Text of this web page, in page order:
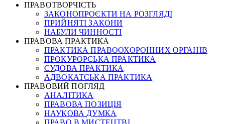
ПРАВОТВОРЧІСТЬ
ЗАКОНОПРОЄКТИ НА РОЗГЛЯДІ
ПРИЙНЯТІ ЗАКОНИ
НАБУЛИ ЧИННОСТІ
ПРАВОВА ПРАКТИКА
ПРАКТИКА ПРАВООХОРОННИХ ОРГАНІВ
ПРОКУРОРСЬКА ПРАКТИКА
СУДОВА ПРАКТИКА
АДВОКАТСЬКА ПРАКТИКА
ПРАВОВИЙ ПОГЛЯД
АНАЛІТИКА
ПРАВОВА ПОЗИЦІЯ
НАУКОВА ДУМКА
ПРАВО В МИСТЕЦТВІ